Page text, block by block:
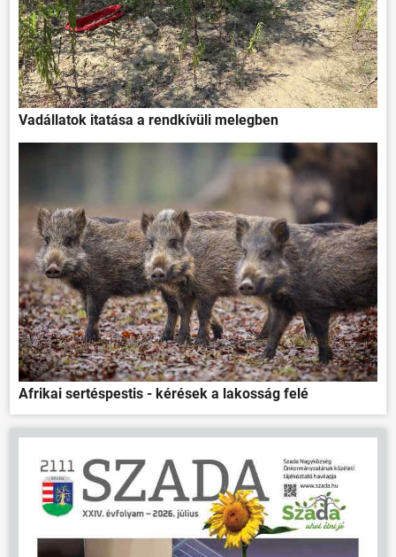
Vadállatok itatása a rendkívüli melegben
Afrikai sertéspestis - kérések a lakosság felé